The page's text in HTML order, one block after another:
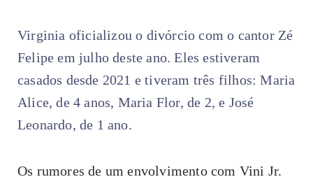
Virginia oficializou o divórcio com o cantor Zé
Felipe em julho deste ano. Eles estiveram
casados desde 2021 e tiveram três filhos: Maria
Alice, de 4 anos, Maria Flor, de 2, e José
Leonardo, de 1 ano.
Os rumores de um envolvimento com Vini Jr.